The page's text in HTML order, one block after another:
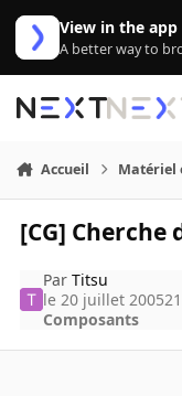
Aller au contenu
View in the app
A better way to
Accueil Matériel
[CG] Cherche
ParTitsu
le 20 juillet 2005
Composants